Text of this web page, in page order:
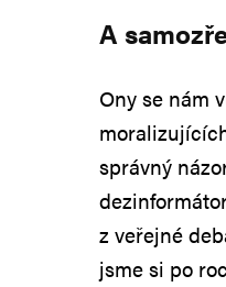
A
Ony se nám
správný
z veřejné
jsme si po